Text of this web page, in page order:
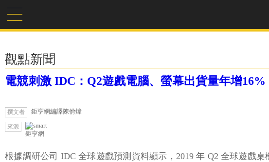
觀點新聞
電競刺激 IDC：Q2遊戲電腦、螢幕出貨量年增16%
撰文者 鉅亨網編譯陳佾煒
來源
鉅亨網
根據調研公司 IDC 全球遊戲預測資料顯示，2019 年 Q2 全球遊戲